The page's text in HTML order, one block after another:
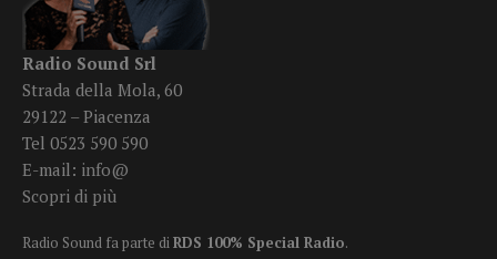
Radio Sound Srl
Strada della Mola, 60
29122 – Piacenza
Tel 0523 590 590
E-mail: info@
Scopri di più
Radio Sound fa parte diRDS 100% Special Radio.